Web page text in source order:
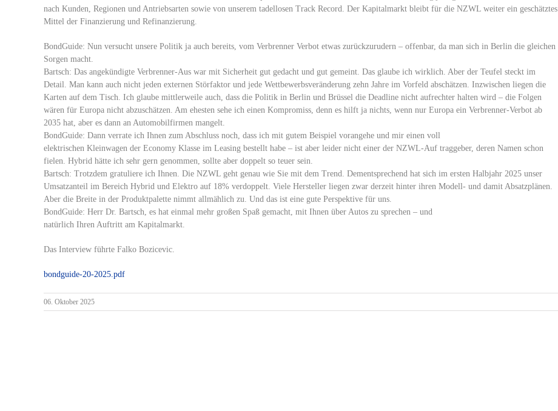
nach Kunden, Regionen und Antriebsarten sowie von unserem tadellosen Track Record. Der Kapitalmarkt bleibt für die NZWL weiter ein geschätztes
Mittel der Finanzierung und Refinanzierung.
BondGuide: Nun versucht unsere Politik ja auch bereits, vom Verbrenner Verbot etwas zurückzurudern – offenbar, da man sich in Berlin die gleichen
Sorgen macht.
Bartsch: Das angekündigte Verbrenner-Aus war mit Sicherheit gut gedacht und gut gemeint. Das glaube ich wirklich. Aber der Teufel steckt im
Detail. Man kann auch nicht jeden externen Störfaktor und jede Wettbewerbsveränderung zehn Jahre im Vorfeld abschätzen. Inzwischen liegen die
Karten auf dem Tisch. Ich glaube mittlerweile auch, dass die Politik in Berlin und Brüssel die Deadline nicht aufrechter halten wird – die Folgen
wären für Europa nicht abzuschätzen. Am ehesten sehe ich einen Kompromiss, denn es hilft ja nichts, wenn nur Europa ein Verbrenner-Verbot ab
2035 hat, aber es dann an Automobilfirmen mangelt.
BondGuide: Dann verrate ich Ihnen zum Abschluss noch, dass ich mit gutem Beispiel vorangehe und mir einen voll
elektrischen Kleinwagen der Economy Klasse im Leasing bestellt habe – ist aber leider nicht einer der NZWL-Auf traggeber, deren Namen schon
fielen. Hybrid hätte ich sehr gern genommen, sollte aber doppelt so teuer sein.
Bartsch: Trotzdem gratuliere ich Ihnen. Die NZWL geht genau wie Sie mit dem Trend. Dementsprechend hat sich im ersten Halbjahr 2025 unser
Umsatzanteil im Bereich Hybrid und Elektro auf 18% verdoppelt. Viele Hersteller liegen zwar derzeit hinter ihren Modell- und damit Absatzplänen.
Aber die Breite in der Produktpalette nimmt allmählich zu. Und das ist eine gute Perspektive für uns.
BondGuide: Herr Dr. Bartsch, es hat einmal mehr großen Spaß gemacht, mit Ihnen über Autos zu sprechen – und
natürlich Ihren Auftritt am Kapitalmarkt.
Das Interview führte Falko Bozicevic.
bondguide-20-2025.pdf
06. Oktober 2025